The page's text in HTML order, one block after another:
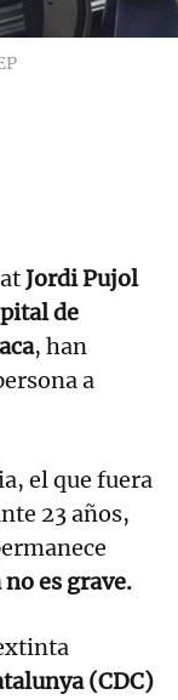
Jordi Pujol
de
, han
a
el que fuera
23 años,
es grave.
(CDC)